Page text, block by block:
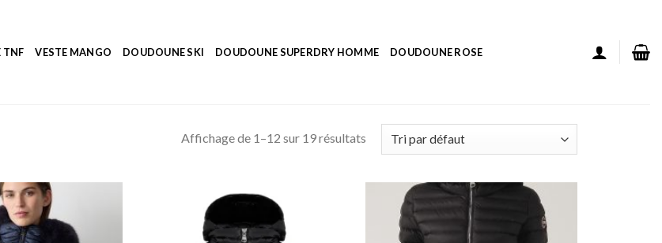
TNF VESTE MANGO DOUDOUNE SKI DOUDOUNE SUPERDRY HOMME DOUDOUNE ROSE
Affichage de 1–12 sur 19 résultats